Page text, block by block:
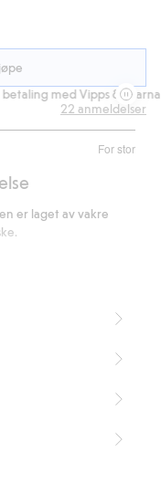
med Vipps & Klarna
For stor
22 anmeldelser
er laget av vakre